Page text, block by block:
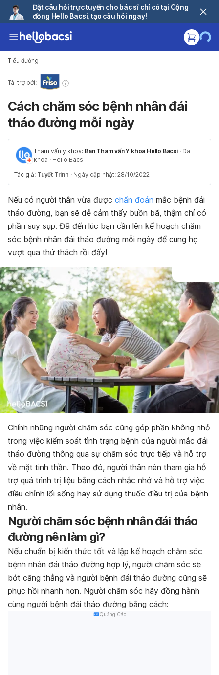
Đặt câu hỏi trực tuyến cho bác sĩ chỉ có tại Cộng
đồng Hello Bacsi, tạo câu hỏi ngay!
Tiểu đường
Tài trợ bởi:
Cách chăm sóc bệnh nhân đái
tháo đường mỗi ngày
Tham vấn y khoa: Ban Tham vấn Y khoa Hello Bacsi ·Đa
khoa · Hello Bacsi
Tác giả: Tuyết Trinh · Ngày cập nhật: 28/10/2022
Nếu có người thân vừa được chẩn đoán mắc bệnh đái
tháo đường, bạn sẽ dễ cảm thấy buồn bã, thậm chí có
phần suy sụp. Đã đến lúc bạn cần lên kế hoạch chăm
sóc bệnh nhân đái tháo đường mỗi ngày để cùng họ
vượt qua thử thách rồi đấy!
Chính những người chăm sóc cũng góp phần không nhỏ
trong việc kiểm soát tình trạng bệnh của người mắc đái
tháo đường thông qua sự chăm sóc trực tiếp và hỗ trợ
về mặt tinh thần. Theo đó, người thân nên tham gia hỗ
trợ quá trình trị liệu bằng cách nhắc nhở và hỗ trợ việc
điều chỉnh lối sống hay sử dụng thuốc điều trị của bệnh
nhân.
Người chăm sóc bệnh nhân đái tháo
đường nên làm gì?
Nếu chuẩn bị kiến thức tốt và lập kế hoạch chăm sóc
bệnh nhân đái tháo đường hợp lý, người chăm sóc sẽ
bớt căng thẳng và người bệnh đái tháo đường cũng sẽ
phục hồi nhanh hơn. Người chăm sóc hãy đồng hành
cùng người bệnh đái tháo đường bằng cách:
Quảng Cáo